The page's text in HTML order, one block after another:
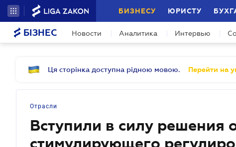
БИЗНЕСУ ЮРИСТУ
БІЗНЕС Новости Аналитика Интервью
Ця сторінка доступна рідною мовою. Перейти на
Отрасли
Вступили в силу решения
стимулирующего